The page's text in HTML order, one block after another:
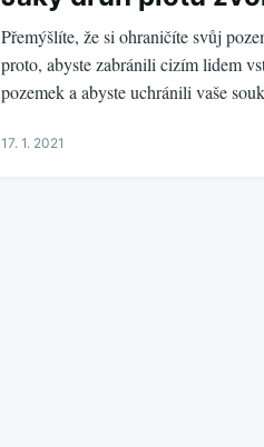
Přemýšlíte, že si ohraničíte svůj
proto, abyste zabránili cizím lidem
pozemek a abyste uchránili vaše
17. 1. 2021